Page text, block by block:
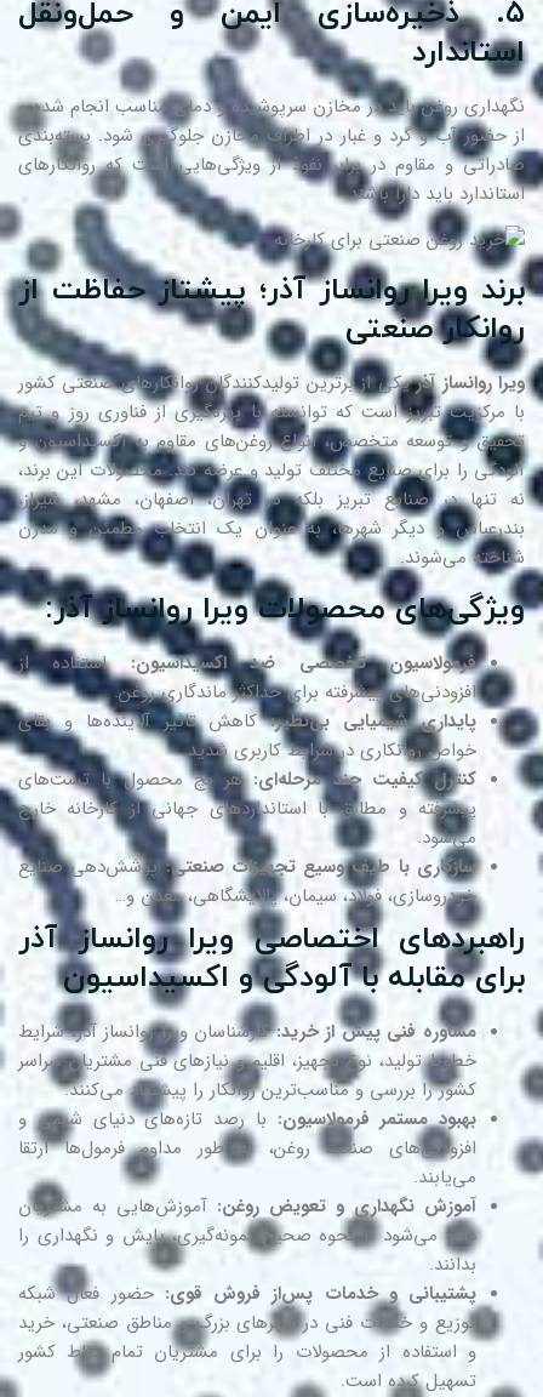
۵. ذخیره‌سازی ایمن و حمل‌ونقل
روغن باید در مخازن سرپوشیده و دمای مناسب انجام شده و
حضور آب و گرد و غبار در اطراف مخازن جلوگیری شود. بسته‌بندی
و مقاوم در برابر نفوذ از ویژگی‌هایی است که روانکارهای
باید دارا باشند.
ویرا روانساز آذر؛ پیشتاز حفاظت از
صنعتی
روانساز آذریکی از برترین تولیدکنندگان روانکارهای صنعتی کشور
مرکزیت تبریز است که توانسته با بهره‌گیری از فناوری روز و تیم
و توسعه متخصص، انواع روغن‌های مقاوم به اکسیداسیون و
را برای صنایع مختلف تولید و عرضه کند. محصولات این برند،
تنها در صنایع تبریز بلکه در تهران، اصفهان، مشهد، شیراز،
و دیگر شهرها، به عنوان یک انتخاب مطمئن و مدرن
می‌شوند.
محصولات ویرا روانساز آذر:
فرمولاسیون تخصصی ضد اکسیداسیون:استفاده از
افزودنی‌های پیشرفته برای حداکثر ماندگاری روغن.
پایداری شیمیایی بی‌نظیر:کاهش تاثیر آلاینده‌ها و بقای
خواص روانکاری در شرایط کاربری شدید.
کنترل کیفیت چند مرحله‌ای:هر بچ محصول با تست‌های
پیشرفته و مطابق با استانداردهای جهانی از کارخانه خارج
می‌شود.
سازگاری با طیف وسیع تجهیزات صنعتی:پوشش‌دهی صنایع
خودروسازی، فولاد، سیمان، پالایشگاهی، معدن و…
اختصاصی ویرا روانساز آذر
مقابله با آلودگی و اکسیداسیون
مشاوره فنی پیش از خرید:کارشناسان ویرا روانساز آذر، شرایط
خطوط تولید، نوع تجهیز، اقلیم و نیازهای فنی مشتریان سراسر
کشور را بررسی و مناسب‌ترین روانکار را پیشنهاد می‌‌کنند.
بهبود مستمر فرمولاسیون:با رصد تازه‌های دنیای شیمی و
افزودنی‌های صنعت روغن، به طور مداوم فرمول‌ها ارتقا
می‌یابند.
آموزش نگهداری و تعویض روغن:آموزش‌هایی به مشتریان
داده می‌شود تا نحوه صحیح نمونه‌گیری، پایش و نگهداری را
بدانند.
پشتیبانی و خدمات پس‌از فروش قوی:حضور فعال شبکه
توزیع و خدمات فنی در شهرهای بزرگ و مناطق صنعتی، خرید
و استفاده از محصولات را برای مشتریان تمام نقاط کشور
تسهیل کرده است.